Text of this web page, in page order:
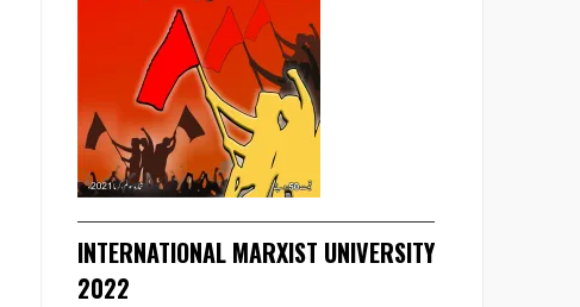
INTERNATIONAL MARXIST UNIVERSITY
2022